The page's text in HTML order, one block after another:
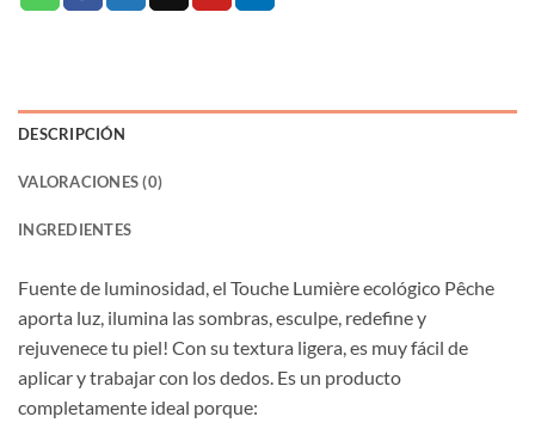
DESCRIPCIÓN
VALORACIONES (0)
INGREDIENTES
Fuente de luminosidad, el Touche Lumière ecológico Pêche
aporta luz, ilumina las sombras, esculpe, redefine y
rejuvenece tu piel! Con su textura ligera, es muy fácil de
aplicar y trabajar con los dedos. Es un producto
completamente ideal porque: